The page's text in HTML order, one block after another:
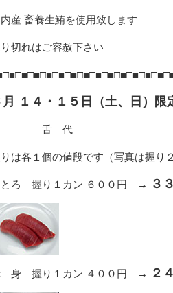
産 畜養生鮪を使用致します
切れはご容赦下さい
月 １４・１５日（土、日）限
代
は各１個の値段です（写真は握り
とろ 握り１カン ６００円 → ３
身 握り１カン ４００円 → ２